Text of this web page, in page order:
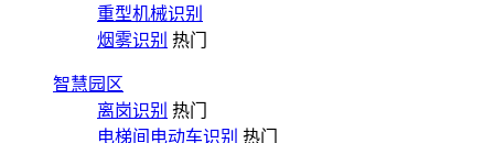
重型机械识别
烟雾识别 热门
智慧园区
离岗识别 热门
电梯间电动车识别 热门